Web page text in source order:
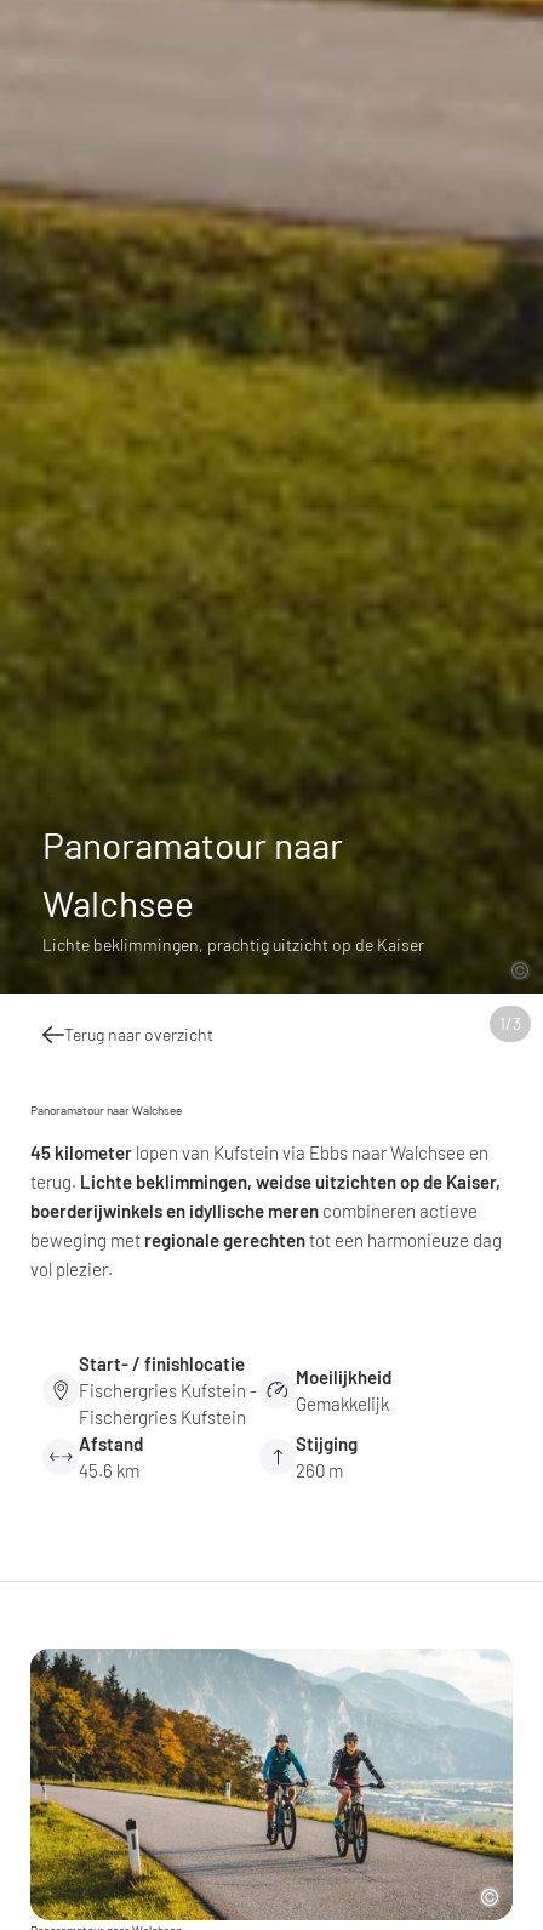
1/3
Panoramatour naar
Walchsee
Lichte beklimmingen, prachtig uitzicht op de Kaiser
Terug naar overzicht
Panoramatour naar Walchsee
45 kilometer lopen van Kufstein via Ebbs naar Walchsee en
terug. Lichte beklimmingen, weidse uitzichten op de Kaiser,
boerderijwinkels en idyllische meren combineren actieve
beweging met regionale gerechtentot een harmonieuze dag
vol plezier.
Start- / finishlocatie
Fischergries Kufstein -
Fischergries Kufstein
Moeilijkheid
Gemakkelijk
Afstand
45.6 km
Stijging
260 m